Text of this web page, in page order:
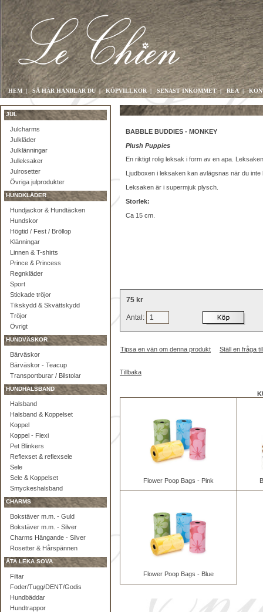
HEM | SÅ HÄR HANDLAR DU |KÖPVILLKOR | SENAST INKOMMET|REA|
JUL
Julcharms
Julkläder
Julklänningar
Julleksaker
Julrosetter
Övriga julprodukter
HUNDKLÄDER
Hundjackor & Hundtäcken
Hundskor
Högtid / Fest / Bröllop
Klänningar
Linnen & T-shirts
Prince & Princess
Regnkläder
Sport
Stickade tröjor
Tikskydd & Skvättskydd
Tröjor
Övrigt
HUNDVÄSKOR
Bärväskor
Bärväskor - Teacup
Transportburar / Bilstolar
HUNDHALSBAND
Halsband
Halsband & Koppelset
Koppel
Koppel - Flexi
Pet Blinkers
Reflexset & reflexsele
Sele
Sele & Koppelset
Smyckeshalsband
CHARMS
Bokstäver m.m. - Guld
Bokstäver m.m. - Silver
Charms Hängande - Silver
Rosetter & Hårspännen
ÄTA LEKA SOVA
Filtar
Foder/Tugg/DENT/Godis
Hundbäddar
Hundtrappor
BABBLE BUDDIES - MONKEY
Plush Puppies
En riktigt rolig leksak i form av en apa.
Ljudboxen i leksaken kan avlägsnas när du
Leksaken är i supermjuk plysch.
Storlek:
Ca 15 cm.
75 kr
Antal:
Tipsa en vän om denna produkt Ställ en fråga
Tillbaka
Flower Poop Bags - Pink
Flower Poop Bags - Blue